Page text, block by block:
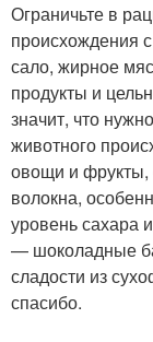
Ограничьте в
происхождения
сало, жирное
продукты и
значит, что
животного
овощи и фрукты,
волокна,
уровень сахара
— шоколадные
сладости из
спасибо.